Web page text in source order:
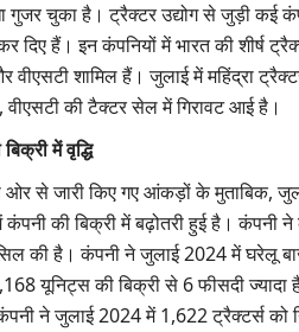
चुका है। ट्रैक्टर उद्योग से जुड़ी कई
हैं। इन कंपनियों में भारत की शीर्ष
वीएसटी शामिल हैं। जुलाई में महिंद्रा
वीएसटी की टैक्टर सेल में गिरावट आई है।
में वृद्धि
ओर से जारी किए गए आंकड़ों के मुताबिक,
की बिक्री में बढ़ोतरी हुई है। कंपनी
की है। कंपनी ने जुलाई 2024 में घरेलू
यूनिट्स की बिक्री से 6 फीसदी ज्यादा
ने जुलाई 2024 में 1,622 ट्रैक्टर्स को